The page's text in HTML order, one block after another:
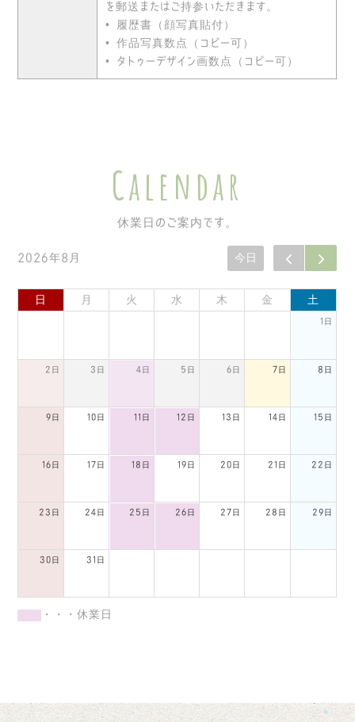
を郵送またはご持参いただきます。
• 履歴書（顔写真貼付）
• 作品写真数点（コピー可）
• タトゥーデザイン画数点（コピー可）
Calendar
休業日のご案内です。
2026年8月 今日
日 月 火 水 木 金 土
1日
2日 3日 4日 5日 6日 7日 8日
9日 10日 11日 12日 13日 14日 15日
16日 17日 18日 19日 20日 21日 22日
23日 24日 25日 26日 27日 28日 29日
30日 31日
・・・休業日